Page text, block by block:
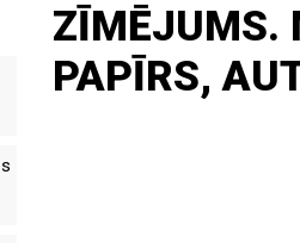
ZĪMĒJUMS.
PAPĪRS,